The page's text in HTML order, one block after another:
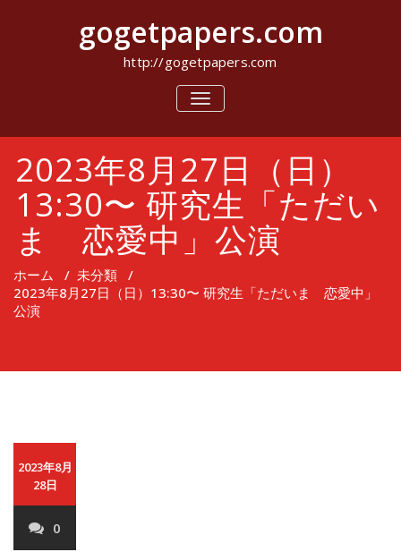
キ
gogetpapers.com
http://gogetpapers.com
ナ
ビ
シ
ョ
を
切
2023年8月27日（日）
13:30〜 研究生「ただい
ま 恋愛中」公演
ホーム / 未分類 /
2023年8月27日（日）13:30〜 研究生「ただいま 恋愛中」
公演
2023年8月
28日
0